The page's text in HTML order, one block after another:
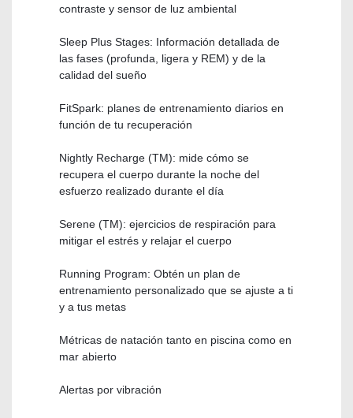
contraste y sensor de luz ambiental
Sleep Plus Stages: Información detallada de
las fases (profunda, ligera y REM) y de la
calidad del sueño
FitSpark: planes de entrenamiento diarios en
función de tu recuperación
Nightly Recharge (TM): mide cómo se
recupera el cuerpo durante la noche del
esfuerzo realizado durante el día
Serene (TM): ejercicios de respiración para
mitigar el estrés y relajar el cuerpo
Running Program: Obtén un plan de
entrenamiento personalizado que se ajuste a ti
y a tus metas
Métricas de natación tanto en piscina como en
mar abierto
Alertas por vibración